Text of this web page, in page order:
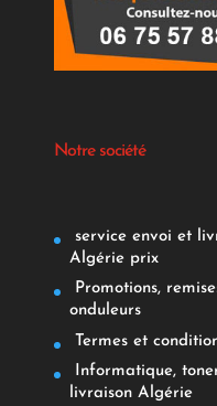
Notre société
service envoi et
Algérie prix
Promotions,
onduleurs
Termes et
Informatique,
livraison Algérie